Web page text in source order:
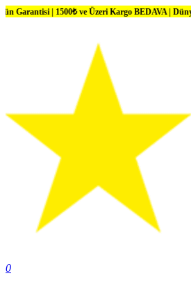
ve Üzeri Kargo BEDAVA | Dünya
0